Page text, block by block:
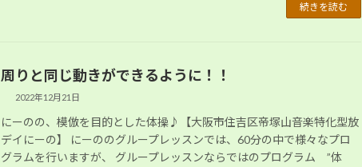
続きを読む
周りと同じ動きができるように！！
2022年12月21日
にーのの、模倣を目的とした体操♪【大阪市住吉区帝塚山音楽特化型放
デイにーの】 にーののグループレッスンでは、60分の中で様々なプロ
グラムを行いますが、 グループレッスンならではのプログラム ”体